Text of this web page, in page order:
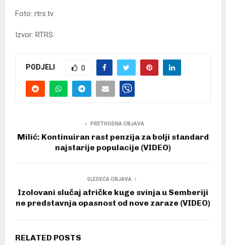
Foto: rtrs.tv
Izvor: RTRS
PODJELI 0
PRETHODNA OBJAVA
Milić: Kontinuiran rast penzija za bolji standard
najstarije populacije (VIDEO)
SLEDEĆA OBJAVA
Izolovani slučaj afričke kuge svinja u Semberiji
ne predstavnja opasnost od nove zaraze (VIDEO)
RELATED POSTS